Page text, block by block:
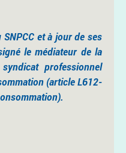
et à jour de ses
le médiateur de la
professionnel
(article L612-